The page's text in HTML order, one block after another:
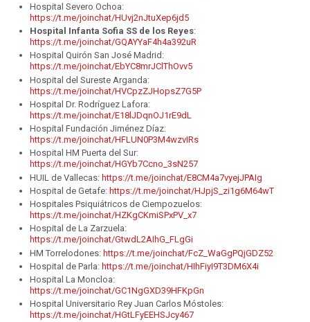
Hospital Severo Ochoa:
https://t.me/joinchat/HUvj2nJtuXep6jd5
Hospital Infanta Sofia SS de los Reyes:
https://t.me/joinchat/GQAYYaF4h4a392uR
Hospital Quirón San José Madrid:
https://t.me/joinchat/EbYC8mrJClThOvv5
Hospital del Sureste Arganda:
https://t.me/joinchat/HVCpzZJHopsZ7G5P
Hospital Dr. Rodríguez Lafora:
https://t.me/joinchat/E18lJDqnOJ1rE9dL
Hospital Fundación Jiménez Díaz:
https://t.me/joinchat/HFLUN0P3M4wzvIRs
Hospital HM Puerta del Sur:
https://t.me/joinchat/HGYb7Ccno_3sN257
HUIL de Vallecas: https://t.me/joinchat/E8CM4a7vyejJPAIg
Hospital de Getafe: https://t.me/joinchat/HJpjS_zi1g6M64wT
Hospitales Psiquiátricos de Ciempozuelos:
https://t.me/joinchat/HZKgCKmiSPxPV_x7
Hospital de La Zarzuela:
https://t.me/joinchat/GtwdL2AIhG_FLgGi
HM Torrelodones: https://t.me/joinchat/FcZ_WaGgPQjGDZ52
Hospital de Parla: https://t.me/joinchat/HIhFiyI9T3DM6X4i
Hospital La Moncloa:
https://t.me/joinchat/GC1NgGXD39HFKpGn
Hospital Universitario Rey Juan Carlos Móstoles:
https://t.me/joinchat/HGtLFyEEHSJcy467